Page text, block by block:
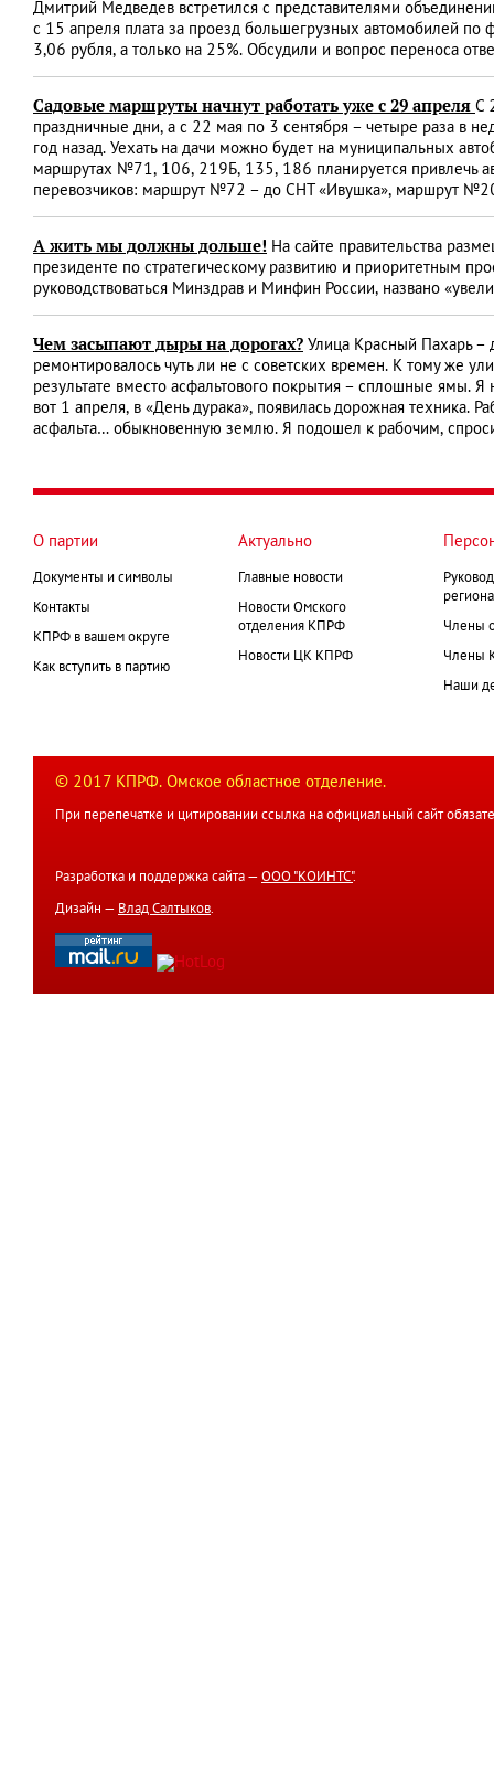
Дмитрий Медведев встретился с представителями
с 15 апреля плата за проезд большегрузных автомобилей
3,06 рубля, а только на 25%. Обсудили и вопрос переноса
Садовые маршруты начнут работать уже с 29 апреля С
праздничные дни, а с 22 мая по 3 сентября – четыре раза в
год назад. Уехать на дачи можно будет на муниципальных
маршрутах №71, 106, 219­Б, 135, 186 планируется привлечь
перевозчиков: маршрут №72 – до СНТ «Ивушка», маршрут
А жить мы должны дольше! На сайте правительства
президенте по стратегическому развитию и приоритетным
руководствоваться Минздрав и Минфин России, названо
Чем засыпают дыры на дорогах? Улица Красный Пахарь –
ремонтировалось чуть ли не с советских времен. К тому же
результате вместо асфальтового покрытия – сплошные ямы.
вот 1 апреля, в «День дурака», появилась дорожная техника.
асфальта… обыкновенную землю. Я подошел к рабочим,
О партии
Документы и символы
Контакты
КПРФ в вашем округе
Как вступить в партию
Актуально
Главные новости
Новости Омского
отделения КПРФ
Новости ЦК КПРФ
Члены
Члены
Наши
© 2017 КПРФ. Омское областное отделение.
При перепечатке и цитировании ссылка на официальный сайт
Разработка и поддержка сайта — ООО "КОИНТС".
Дизайн — Влад Салтыков.